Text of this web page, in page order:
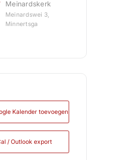
Meinardskerk
Meinardswei 3,
Minnertsga
Kalender toevoegen
/ Outlook export